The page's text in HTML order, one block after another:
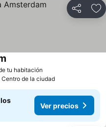
Compartir
tu habitación
Centro de la ciudad
Ver precios